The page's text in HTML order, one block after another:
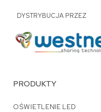
DYSTRYBUCJA PRZEZ
PRODUKTY
OŚWIETLENIE LED